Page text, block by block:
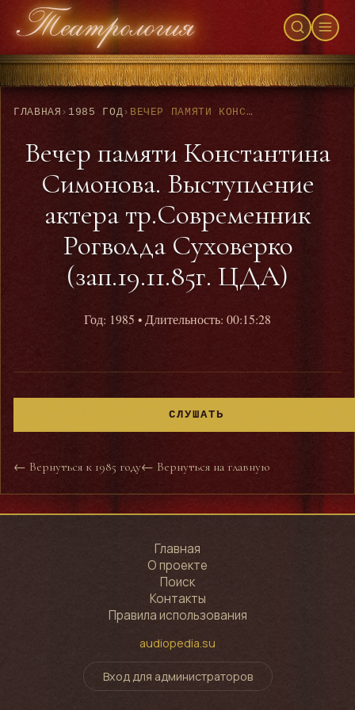
ГЛАВНАЯ › 1985 ГОД› ВЕЧЕР ПАМЯТИ КОНСТАНТИНА СИМОНОВА. ВЫСТУПЛЕНИЕ АКТЕРА ТР.СОВРЕМЕННИК РОГВОЛДА СУХОВЕРКО (ЗАП.19.11.85Г. ЦДА)
Вечер памяти Константина
Симонова. Выступление
актера тр.Современник
Рогволда Суховерко
(зап.19.11.85г. ЦДА)
Год: 1985 • Длительность: 00:15:28
СЛУШАТЬ
← Вернуться к 1985 году← Вернуться на главную
Главная
О проекте
Поиск
Контакты
Правила использования
audiopedia.su
Вход для администраторов